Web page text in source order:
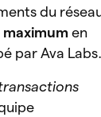
du
maximum en
par Ava Labs.